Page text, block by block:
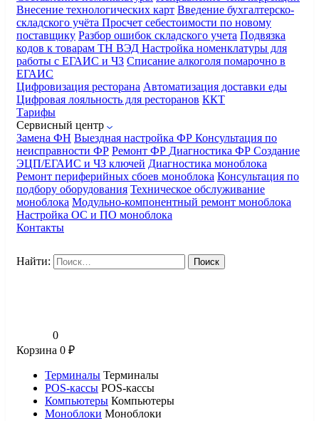
Внесение технологических карт Введение бухгалтерско-
складского учёта Просчет себестоимости по новому
поставщику Разбор ошибок складского учета Подвязка
кодов к товарам ТН ВЭД Настройка номенклатуры для
работы с ЕГАИС и ЧЗ Списание алкоголя помарочно в
ЕГАИС
Цифровизация ресторана Автоматизация доставки еды
Цифровая лояльность для ресторанов ККТ
Тарифы
Сервисный центр
Замена ФН Выездная настройка ФР Консультация по
неисправности ФР Ремонт ФР Диагностика ФР Создание
ЭЦП/ЕГАИС и ЧЗ ключей Диагностика моноблока
Ремонт периферийных сбоев моноблока Консультация по
подбору оборудования Техническое обслуживание
моноблока Модульно-компонентный ремонт моноблока
Настройка ОС и ПО моноблока
Контакты
Найти:
0
Корзина 0 ₽
Терминалы Терминалы
POS-кассы POS-кассы
Компьютеры Компьютеры
Моноблоки Моноблоки